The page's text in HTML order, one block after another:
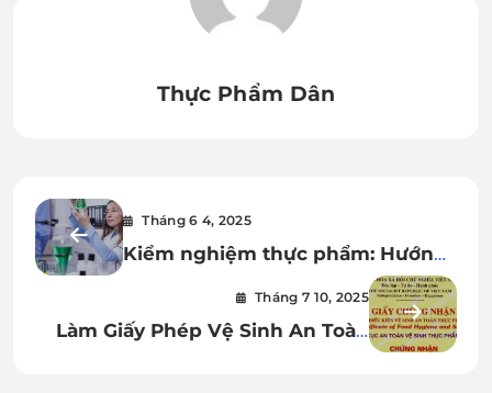
Thực Phẩm Dân
Tháng 6 4, 2025
Kiểm nghiệm thực phẩm: Hướng
dẫn quy trình và đảm bảo an toàn
Tháng 7 10, 2025
Làm Giấy Phép Vệ Sinh An Toàn